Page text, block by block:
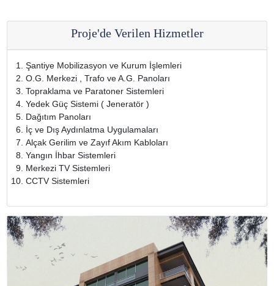
Proje'de Verilen Hizmetler
Şantiye Mobilizasyon ve Kurum İşlemleri
O.G. Merkezi , Trafo ve A.G. Panoları
Topraklama ve Paratoner Sistemleri
Yedek Güç Sistemi ( Jeneratör )
Dağıtım Panoları
İç ve Dış Aydınlatma Uygulamaları
Alçak Gerilim ve Zayıf Akım Kabloları
Yangın İhbar Sistemleri
Merkezi TV Sistemleri
CCTV Sistemleri